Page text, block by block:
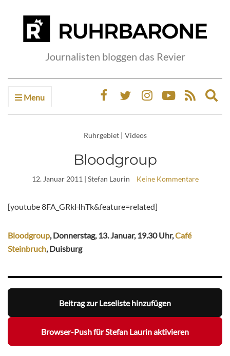
Journalisten bloggen das Revier
Menu
Ruhrgebiet | Videos
Bloodgroup
12. Januar 2011 | Stefan Laurin Keine Kommentare
[youtube 8FA_GRkHhTk&feature=related]
Bloodgroup, Donnerstag, 13. Januar, 19.30 Uhr,Café
Steinbruch, Duisburg
Beitrag zur Leseliste hinzufügen
Browser-Push für Stefan Laurin aktivieren